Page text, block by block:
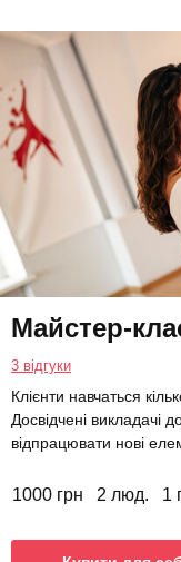
Майстер-
3 відгуки
Клієнти навчаться
Досвідчені викладачі
відпрацювати нові
1000 грн 2 люд. 1